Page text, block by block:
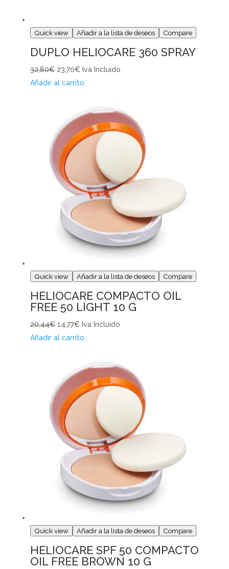
Quick view Añadir a la lista de deseos Compare
DUPLO HELIOCARE 360 SPRAY
32,80€ 23,70€ Iva Incluido
Añadir al carrito
Quick view Añadir a la lista de deseos Compare
HELIOCARE COMPACTO OIL
FREE 50 LIGHT 10 G
20,44€ 14,77€ Iva Incluido
Añadir al carrito
Quick view Añadir a la lista de deseos Compare
HELIOCARE SPF 50 COMPACTO
OIL FREE BROWN 10 G